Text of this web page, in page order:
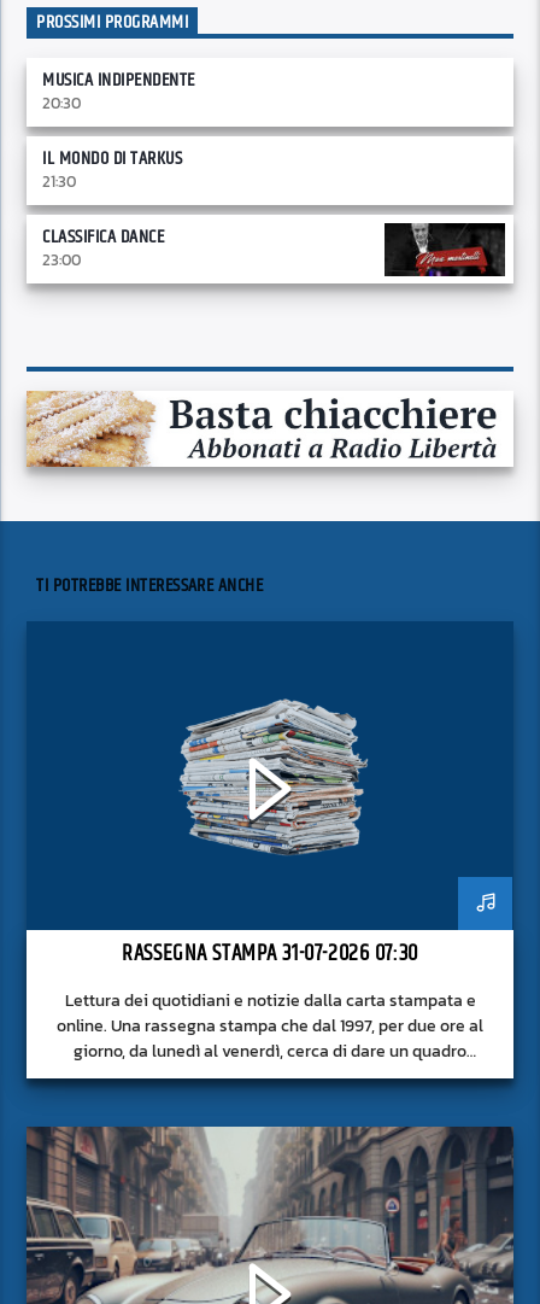
PROSSIMI PROGRAMMI
MUSICA INDIPENDENTE
20:30
IL MONDO DI TARKUS
21:30
CLASSIFICA DANCE
23:00
TI POTREBBE INTERESSARE ANCHE
RASSEGNA STAMPA 31-07-2026 07:30
Lettura dei quotidiani e notizie dalla carta stampata e
online. Una rassegna stampa che dal 1997, per due ore al
giorno, da lunedì al venerdì, cerca di dare un quadro
approfondito delle notizie del giorno, senza fermarsi alla